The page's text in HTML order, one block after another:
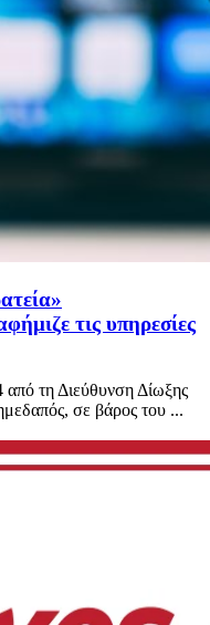
τις υπηρεσίες
τη Διεύθυνση Δίωξης
σε βάρος του ...